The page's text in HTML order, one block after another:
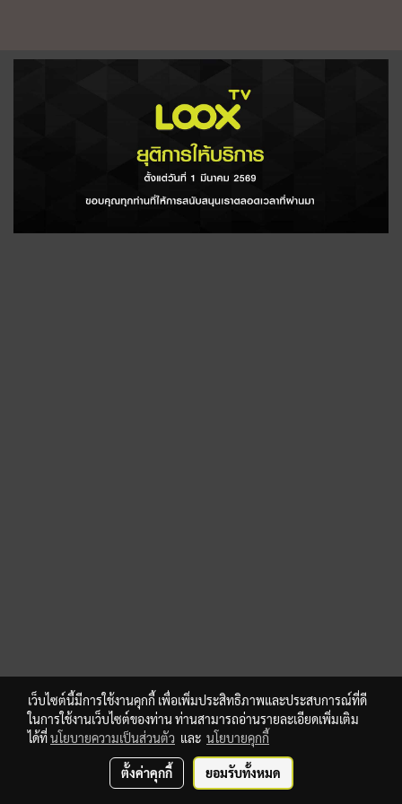
เว็บไซต์นี้มีการใช้งานคุกกี้ เพื่อเพิ่มประสิทธิภาพและประสบการณ์ที่ดี
ในการใช้งานเว็บไซต์ของท่าน ท่านสามารถอ่านรายละเอียดเพิ่มเติม
ได้ที่นโยบายความเป็นส่วนตัว และ นโยบายคุกกี้
ตั้งค่าคุกกี้ ยอมรับทั้งหมด